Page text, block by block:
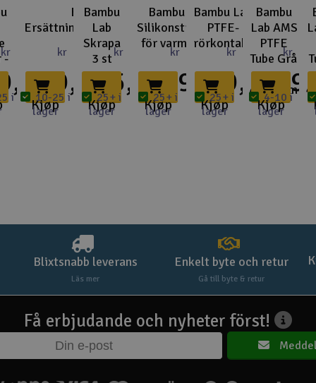
-
kr
i
Bambu Lab
Ersättningsfilamentklippare
kr
79,-
Kjøp
10-25 i
lager
Bambu
Lab
Skrapa
3 stkr
95,-
Kjøp
25+ i
lager
Bambu Lab
Silikonstrumpa
för varm ände
kr
119,-
Kjøp
25+ i
lager
Bambu Lab
PTFE-
rörkontakt
kr
99,-
Kjøp
25+ i
lager
Bambu
Lab AMS
PTFE
Tube Grå
-
4000mm
kr
Kjøp
4-10 i
lager
Blixtsnabb leverans
Läs mer
Enkelt byte och retur
Gå till byte & retur
Få erbjudande och nyheter först!